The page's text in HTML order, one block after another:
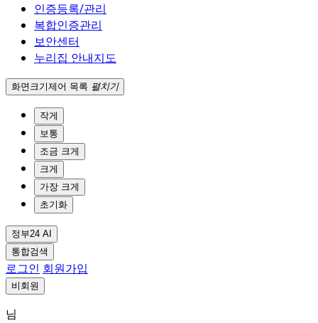
인증등록/관리
복합인증관리
보안센터
누리집 안내지도
화면크기제어 목록 펼치기
작게
보통
조금 크게
크게
가장 크게
초기화
정부24 AI
통합검색
로그인 회원가입
비회원
님